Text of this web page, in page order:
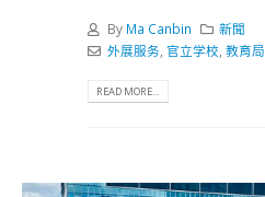
By Ma Canbin
新聞
外展服务, 官立学校, 教育局
READ MORE...